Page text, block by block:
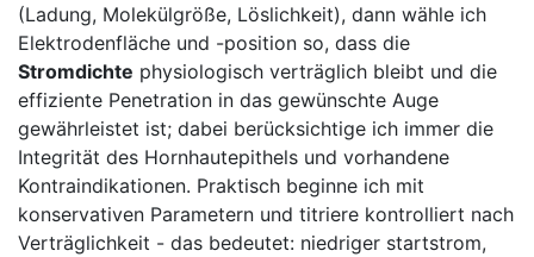
(Ladung, ‌Molekülgröße,⁢ Löslichkeit), dann wähle ich
Elektrodenfläche und -position so, dass die
Stromdichte physiologisch​ verträglich bleibt und die
⁣effiziente Penetration ⁤in das gewünschte‍ Auge
gewährleistet ist;​ dabei‍ berücksichtige⁤ ich ​immer⁤ die
Integrität ⁢des Hornhautepithels und ‌vorhandene⁢
Kontraindikationen. Praktisch beginne ich mit
konservativen Parametern und titriere kontrolliert nach
‍Verträglichkeit ​- das bedeutet:⁣ niedriger startstrom,